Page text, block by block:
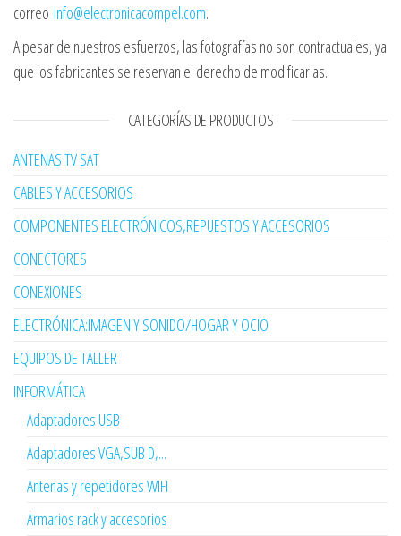
correo info@electronicacompel.com.
A pesar de nuestros esfuerzos, las fotografías no son contractuales, ya
que los fabricantes se reservan el derecho de modificarlas.
CATEGORÍAS DE PRODUCTOS
ANTENAS TV SAT
CABLES Y ACCESORIOS
COMPONENTES ELECTRÓNICOS,REPUESTOS Y ACCESORIOS
CONECTORES
CONEXIONES
ELECTRÓNICA:IMAGEN Y SONIDO/HOGAR Y OCIO
EQUIPOS DE TALLER
INFORMÁTICA
Adaptadores USB
Adaptadores VGA,SUB D,...
Antenas y repetidores WIFI
Armarios rack y accesorios